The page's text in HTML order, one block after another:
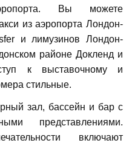
Вы можете
из аэропорта Лондон-
и лимузинов Лондон-
районе Докленд и
к выставочному и
стильные.
зал, бассейн и бар с
представлениями.
включают